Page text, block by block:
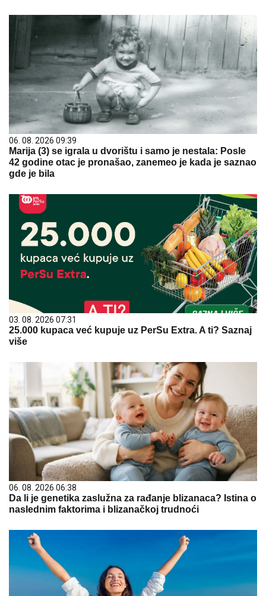
06. 08. 2026 09:39
Marija (3) se igrala u dvorištu i samo je nestala: Posle
42 godine otac je pronašao, zanemeo je kada je saznao
gde je bila
03. 08. 2026 07:31
25.000 kupaca već kupuje uz PerSu Extra. A ti? Saznaj
više
06. 08. 2026 06:38
Da li je genetika zaslužna za rađanje blizanaca? Istina o
naslednim faktorima i blizanačkoj trudnoći